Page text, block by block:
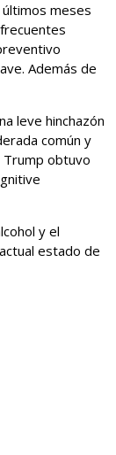
meses
Además de
leve hinchazón
común y
Trump obtuvo
y el
estado de